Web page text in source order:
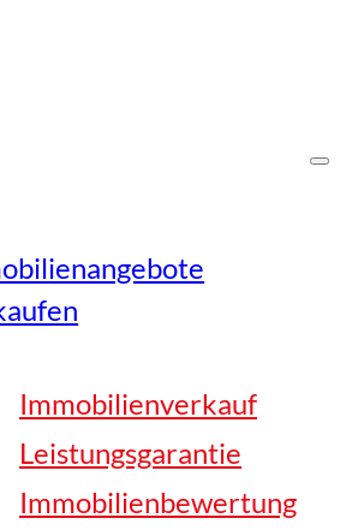
Immobilienverkauf
Leistungsgarantie
Immobilienbewertung